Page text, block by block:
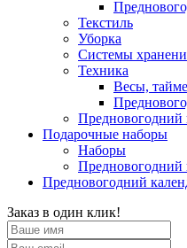
Текстиль
Уборка
Системы
Техника
Весы,
Предновогодний
Подарочные наборы
Наборы
Предновогодний
Предновогодний
Заказ в один клик!